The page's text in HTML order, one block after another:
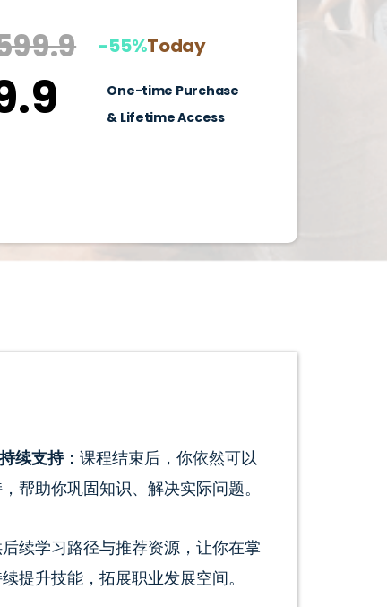
-55%Today
One-time Purchase
& Lifetime Access
续支持：课程结束后，你依然可以
帮助你巩固知识、解决实际问题。
续学习路径与推荐资源，让你在掌
提升技能，拓展职业发展空间。